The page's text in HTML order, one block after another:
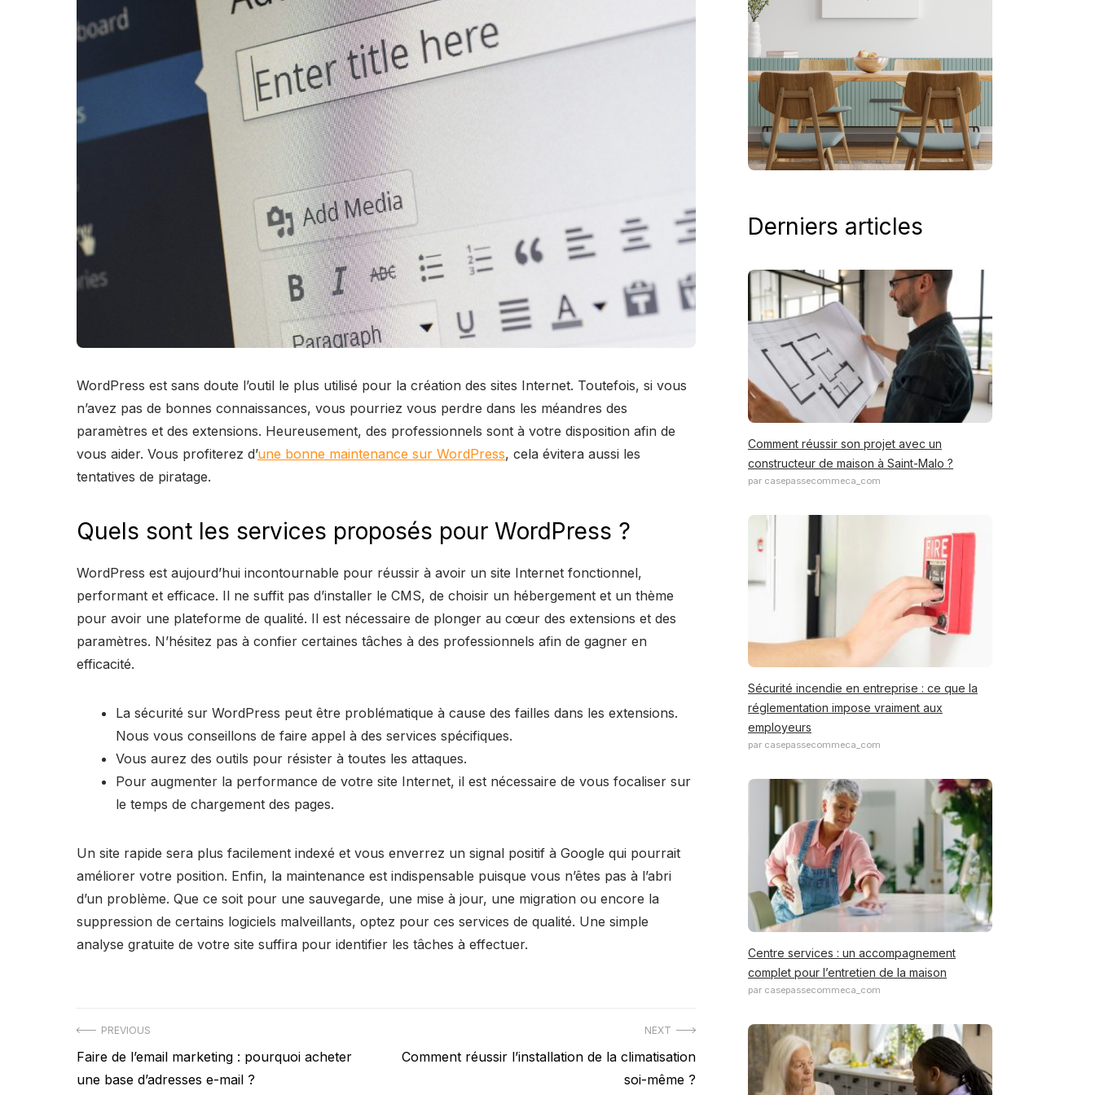
WordPress est sans doute l’outil le plus utilisé pour la création des sites Internet. Toutefois, si vous
n’avez pas de bonnes connaissances, vous pourriez vous perdre dans les méandres des
paramètres et des extensions. Heureusement, des professionnels sont à votre disposition afin de
vous aider. Vous profiterez d’une bonne maintenance sur WordPress, cela évitera aussi les
tentatives de piratage.
Quels sont les services proposés pour WordPress ?
WordPress est aujourd’hui incontournable pour réussir à avoir un site Internet fonctionnel,
performant et efficace. Il ne suffit pas d’installer le CMS, de choisir un hébergement et un thème
pour avoir une plateforme de qualité. Il est nécessaire de plonger au cœur des extensions et des
paramètres. N’hésitez pas à confier certaines tâches à des professionnels afin de gagner en
efficacité.
La sécurité sur WordPress peut être problématique à cause des failles dans les extensions.
Nous vous conseillons de faire appel à des services spécifiques.
Vous aurez des outils pour résister à toutes les attaques.
Pour augmenter la performance de votre site Internet, il est nécessaire de vous focaliser sur
le temps de chargement des pages.
Un site rapide sera plus facilement indexé et vous enverrez un signal positif à Google qui pourrait
améliorer votre position. Enfin, la maintenance est indispensable puisque vous n’êtes pas à l’abri
d’un problème. Que ce soit pour une sauvegarde, une mise à jour, une migration ou encore la
suppression de certains logiciels malveillants, optez pour ces services de qualité. Une simple
analyse gratuite de votre site suffira pour identifier les tâches à effectuer.
Navigation
de
PREVIOUS
Previous
post:
Faire de l’email marketing : pourquoi acheter
une base d’adresses e-mail ?
NEXT
Next
Comment réussir l’installation de la climatisation
soi-même ?
Derniers articles
Comment réussir son projet avec un
constructeur de maison à Saint-Malo ?
par casepassecommeca_com
Sécurité incendie en entreprise : ce que la
réglementation impose vraiment aux
employeurs
par casepassecommeca_com
Centre services : un accompagnement
complet pour l’entretien de la maison
par casepassecommeca_com